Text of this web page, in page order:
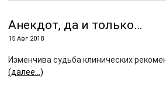
Анекдот, да и только…
15 Авг 2018
Изменчива судьба клинических
(далее…)